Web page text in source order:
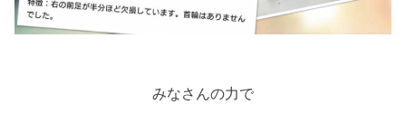
みなさんの力で